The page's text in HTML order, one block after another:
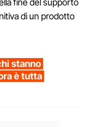
fine del supporto
di un prodotto
stanno
è tutta